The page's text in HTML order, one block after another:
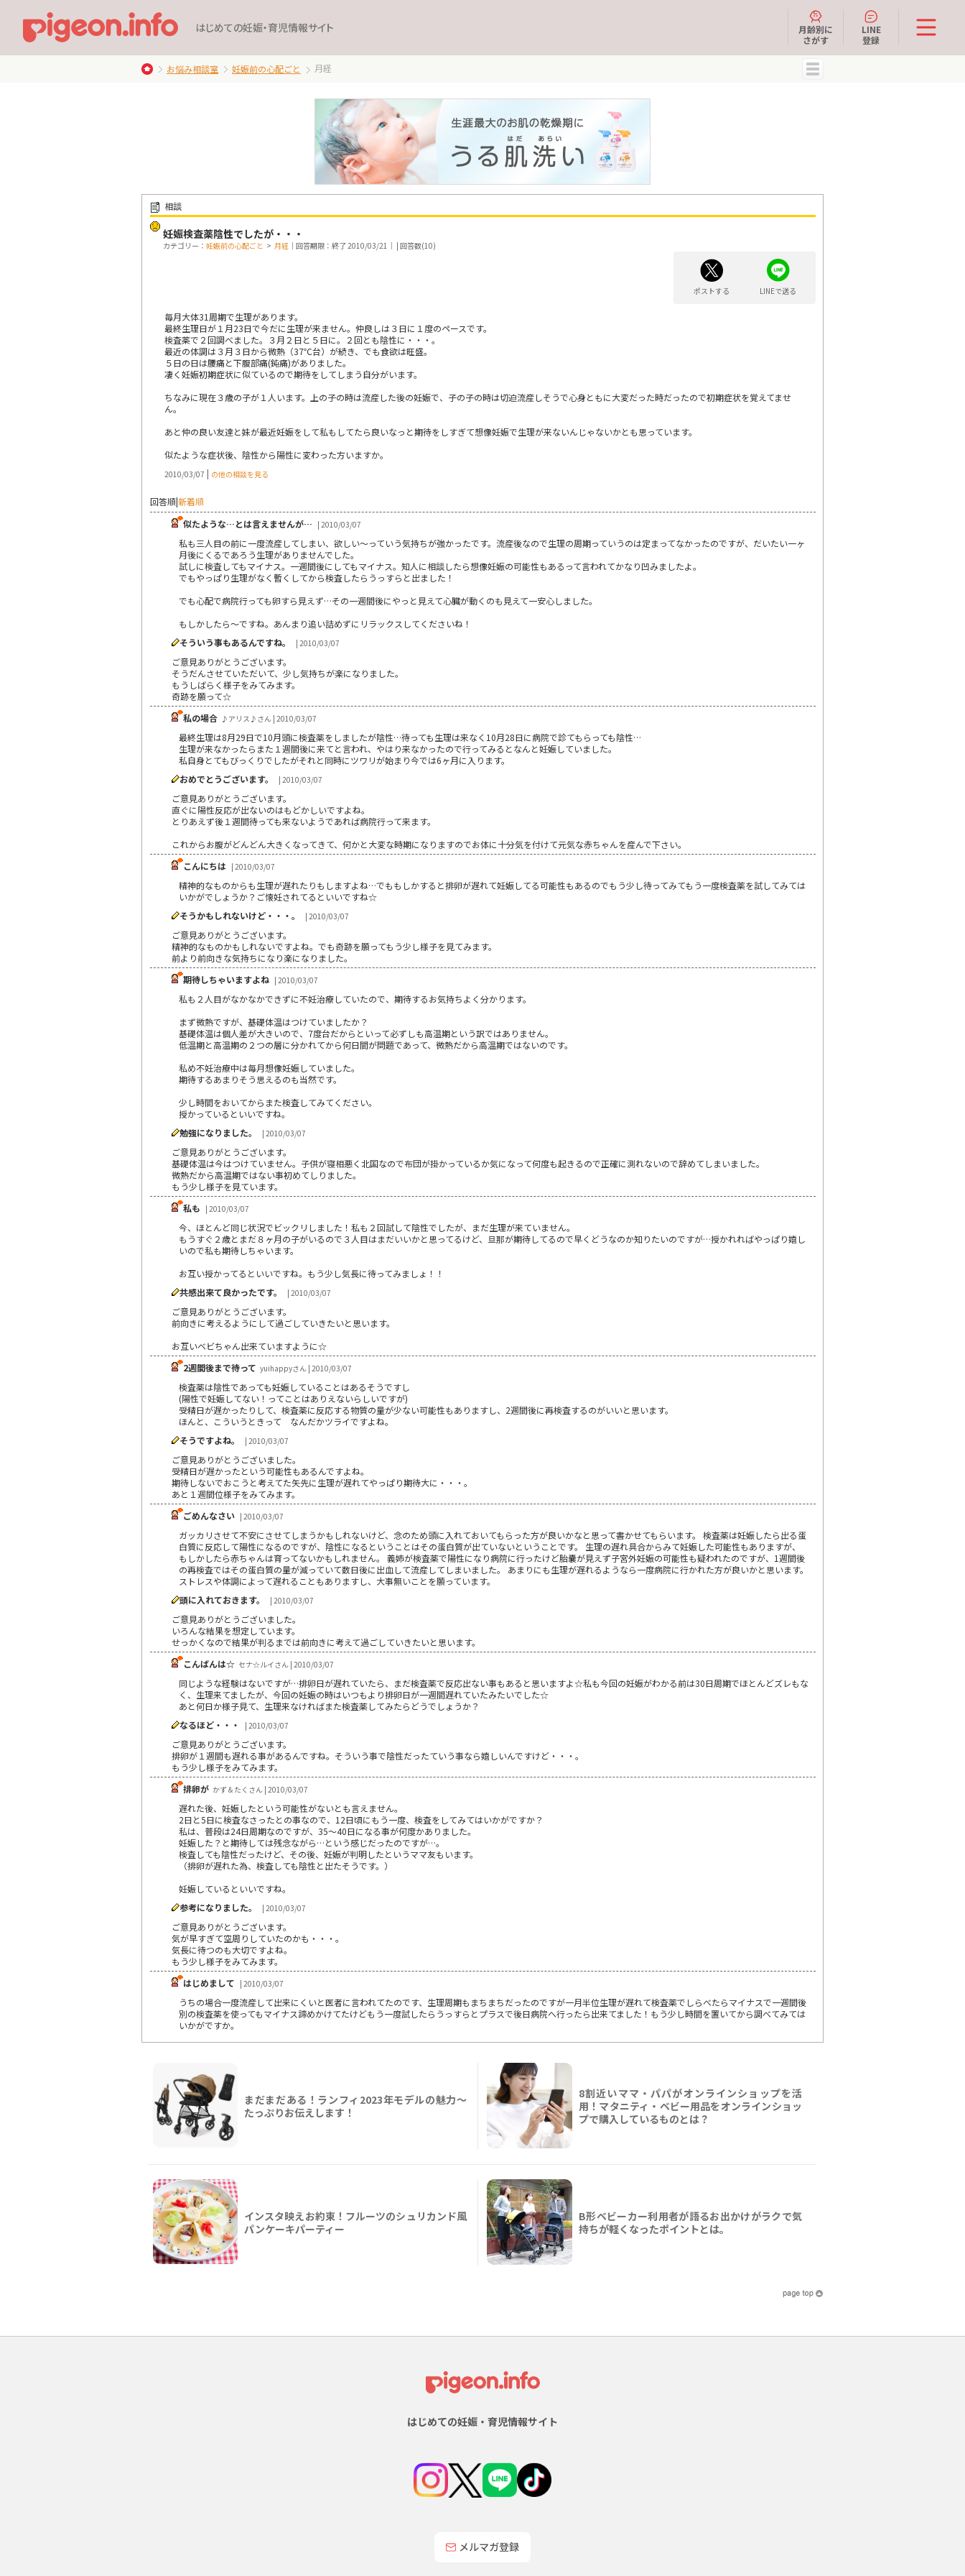
はじめての妊娠・育児情報サイト
月齢別に
さがす
LINE
登録
お悩み相談室 妊娠前の心配ごと 月経
相談
妊娠検査薬陰性でしたが・・・
カテゴリー： 妊娠前の心配ごと > 月経 ｜回答期限：終了 2010/03/21｜ | 回答数(10)
ポストする LINEで送る
毎月大体31周期で生理があります。
最終生理日が１月23日で今だに生理が来ません。仲良しは３日に１度のペースです。
検査薬で２回調べました。３月２日と５日に。２回とも陰性に・・・。
最近の体調は３月３日から微熱（37℃台）が続き、でも食欲は旺盛。
５日の日は腰痛と下腹部痛(鈍痛)がありました。
凄く妊娠初期症状に似ているので期待をしてしまう自分がいます。
ちなみに現在３歳の子が１人います。上の子の時は流産した後の妊娠で、子の子の時は切迫流産しそうで心身ともに大変だった時だったので初期症状を覚えてませ
ん。
あと仲の良い友達と妹が最近妊娠をして私もしてたら良いなっと期待をしすぎて想像妊娠で生理が来ないんじゃないかとも思っています。
似たような症状後、陰性から陽性に変わった方いますか。
2010/03/07 | の他の相談を見る
回答順|新着順
似たような…とは言えませんが… | 2010/03/07
私も三人目の前に一度流産してしまい、欲しい～っていう気持ちが強かったです。流産後なので生理の周期っていうのは定まってなかったのですが、だいたい一ヶ
月後にくるであろう生理がありませんでした。
試しに検査してもマイナス。一週間後にしてもマイナス。知人に相談したら想像妊娠の可能性もあるって言われてかなり凹みましたよ。
でもやっぱり生理がなく暫くしてから検査したらうっすらと出ました！
でも心配で病院行っても卵すら見えず…その一週間後にやっと見えて心臓が動くのも見えて一安心しました。
もしかしたら～ですね。あんまり追い詰めずにリラックスしてくださいね！
そういう事もあるんですね。
| 2010/03/07
ご意見ありがとうございます。
そうだんさせていただいて、少し気持ちが楽になりました。
もうしばらく様子をみてみます。
奇跡を願って☆
私の場合 ♪アリス♪さん | 2010/03/07
最終生理は8月29日で10月頭に検査薬をしましたが陰性…待っても生理は来なく10月28日に病院で診てもらっても陰性…
生理が来なかったらまた１週間後に来てと言われ、やはり来なかったので行ってみるとなんと妊娠していました。
私自身とてもびっくりでしたがそれと同時にツワリが始まり今では6ヶ月に入ります。
おめでとうございます。
| 2010/03/07
ご意見ありがとうございます。
直ぐに陽性反応が出ないのはもどかしいですよね。
とりあえず後１週間待っても来ないようであれば病院行って来ます。
これからお腹がどんどん大きくなってきて、何かと大変な時期になりますのでお体に十分気を付けて元気な赤ちゃんを産んで下さい。
こんにちは | 2010/03/07
精神的なものからも生理が遅れたりもしますよね…でももしかすると排卵が遅れて妊娠してる可能性もあるのでもう少し待ってみてもう一度検査薬を試してみては
いかがでしょうか？ご懐妊されてるといいですね☆
そうかもしれないけど・・・。
| 2010/03/07
ご意見ありがとうございます。
精神的なものかもしれないですよね。でも奇跡を願ってもう少し様子を見てみます。
前より前向きな気持ちになり楽になりました。
期待しちゃいますよね | 2010/03/07
私も２人目がなかなかできずに不妊治療していたので、期待するお気持ちよく分かります。
まず微熱ですが、基礎体温はつけていましたか？
基礎体温は個人差が大きいので、7度台だからといって必ずしも高温期という訳ではありません。
低温期と高温期の２つの層に分かれてから何日間が問題であって、微熱だから高温期ではないのです。
私め不妊治療中は毎月想像妊娠していました。
期待するあまりそう思えるのも当然です。
少し時間をおいてからまた検査してみてください。
授かっているといいですね。
勉強になりました。
| 2010/03/07
ご意見ありがとうございます。
基礎体温は今はつけていません。子供が寝相悪く北国なので布団が掛かっているか気になって何度も起きるので正確に測れないので辞めてしまいました。
微熱だから高温期ではない事初めてしりました。
もう少し様子を見ています。
私も | 2010/03/07
今、ほとんど同じ状況でビックリしました！私も２回試して陰性でしたが、まだ生理が来ていません。
もうすぐ２歳とまだ８ヶ月の子がいるので３人目はまだいいかと思ってるけど、旦那が期待してるので早くどうなのか知りたいのですが…授かれればやっぱり嬉し
いので私も期待しちゃいます。
お互い授かってるといいですね。もう少し気長に待ってみましょ！！
共感出来て良かったです。
| 2010/03/07
ご意見ありがとうございます。
前向きに考えるようにして過ごしていきたいと思います。
お互いベビちゃん出来ていますように☆
2週間後まで待って yuihappyさん | 2010/03/07
検査薬は陰性であっても妊娠していることはあるそうですし
(陽性で妊娠してない！ってことはありえないらしいですが)
受精日が遅かったりして、検査薬に反応する物質の量が少ない可能性もありますし、2週間後に再検査するのがいいと思います。
ほんと、こういうときって なんだかツライですよね。
そうですよね。
| 2010/03/07
ご意見ありがとうございました。
受精日が遅かったという可能性もあるんですよね。
期待しないでおこうと考えてた矢先に生理が遅れてやっぱり期待大に・・・。
あと１週間位様子をみてみます。
ごめんなさい | 2010/03/07
ガッカリさせて不安にさせてしまうかもしれないけど、念のため頭に入れておいてもらった方が良いかなと思って書かせてもらいます。 検査薬は妊娠したら出る蛋
白質に反応して陽性になるのですが、陰性になるということはその蛋白質が出ていないということです。 生理の遅れ具合からみて妊娠した可能性もありますが、
もしかしたら赤ちゃんは育ってないかもしれません。 義姉が検査薬で陽性になり病院に行ったけど胎嚢が見えず子宮外妊娠の可能性も疑われたのですが、1週間後
の再検査ではその蛋白質の量が減っていて数日後に出血して流産してしまいました。 あまりにも生理が遅れるようなら一度病院に行かれた方が良いかと思います。
ストレスや体調によって遅れることもありますし、大事無いことを願っています。
頭に入れておきます。
| 2010/03/07
ご意見ありがとうございました。
いろんな結果を想定しています。
せっかくなので結果が判るまでは前向きに考えて過ごしていきたいと思います。
こんばんは☆ セナ☆ルイさん | 2010/03/07
同じような経験はないですが…排卵日が遅れていたら、まだ検査薬で反応出ない事もあると思いますよ☆私も今回の妊娠がわかる前は30日周期でほとんどズレもな
く、生理来てましたが、今回の妊娠の時はいつもより排卵日が一週間遅れていたみたいでした☆
あと何日か様子見て、生理来なければまた検査薬してみたらどうでしょうか？
なるほど・・・
| 2010/03/07
ご意見ありがとうございます。
排卵が１週間も遅れる事があるんですね。そういう事で陰性だったていう事なら嬉しいんですけど・・・。
もう少し様子をみてみます。
排卵が かず＆たくさん | 2010/03/07
遅れた後、妊娠したという可能性がないとも言えません。
2日と5日に検査なさったとの事なので、12日頃にもう一度、検査をしてみてはいかがですか？
私は、普段は24日周期なのですが、35～40日になる事が何度かありました。
妊娠した？と期待しては残念ながら…という感じだったのですが…。
検査しても陰性だったけど、その後、妊娠が判明したというママ友もいます。
（排卵が遅れた為、検査しても陰性と出たそうです。）
妊娠しているといいですね。
参考になりました。
| 2010/03/07
ご意見ありがとうございます。
気が早すぎて空周りしていたのかも・・・。
気長に待つのも大切ですよね。
もう少し様子をみてみます。
はじめまして | 2010/03/07
うちの場合一度流産して出来にくいと医者に言われてたのです、生理周期もまちまちだったのですが一月半位生理が遅れて検査薬でしらべたらマイナスで一週間後
別の検査薬を使ってもマイナス諦めかけてたけどもう一度試したらうっすらとプラスで後日病院へ行ったら出来てました！もう少し時間を置いてから調べてみては
いかがですか。
まだまだある！ランフィ2023年モデルの魅力～
たっぷりお伝えします！
8割近いママ・パパがオンラインショップを活
用！マタニティ・ベビー用品をオンラインショッ
プで購入しているものとは？
インスタ映えお約束！フルーツのシュリカンド風
パンケーキパーティー
B形ベビーカー利用者が語るお出かけがラクで気
持ちが軽くなったポイントとは。
はじめての妊娠・育児情報サイト
メルマガ登録